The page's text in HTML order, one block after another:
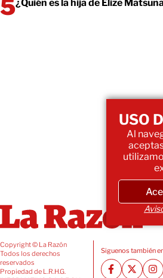
¿Quién es la hija de Elize
Copyright © La Razón
Todos los derechos
reservados
Propiedad de L.R.H.G.
Siguenos también
USO
Al